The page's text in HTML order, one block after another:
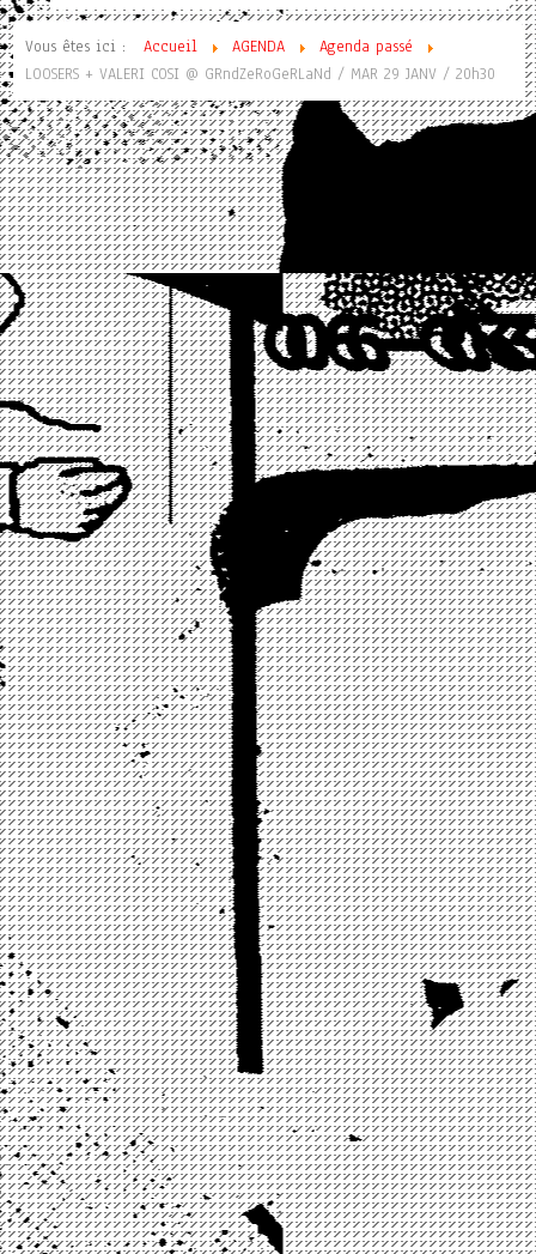
Vous êtes ici : Accueil AGENDA
Agenda passé
LOOSERS + VALERI COSI @ GRndZeRoGeRLaNd / MAR 29 JANV / 20h30